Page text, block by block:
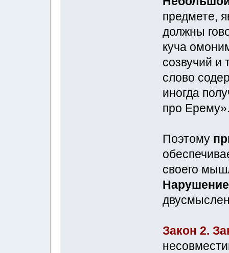
предмете,
должны
куча
созвучий и
слово
иногда
про
Поэтому
своего
Нарушение
Закон 2.